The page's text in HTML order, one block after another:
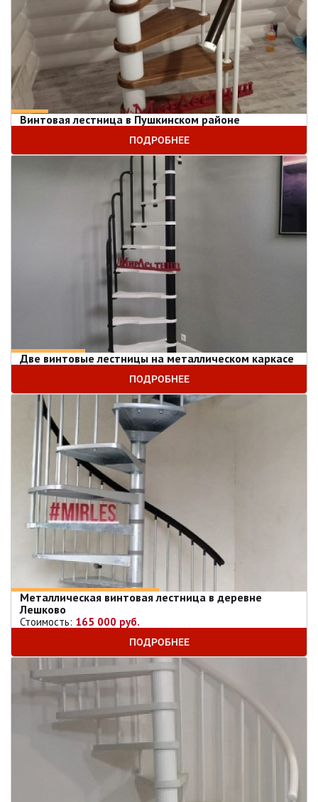
Винтовая лестница в Пушкинском районе
ПОДРОБНЕЕ
Две винтовые лестницы на металлическом каркасе
ПОДРОБНЕЕ
Металлическая винтовая лестница в деревне
Лешково
Стоимость: 165 000 руб.
ПОДРОБНЕЕ